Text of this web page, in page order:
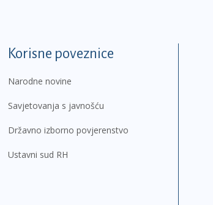
Korisne poveznice
Narodne novine
Savjetovanja s javnošću
Državno izborno povjerenstvo
Ustavni sud RH